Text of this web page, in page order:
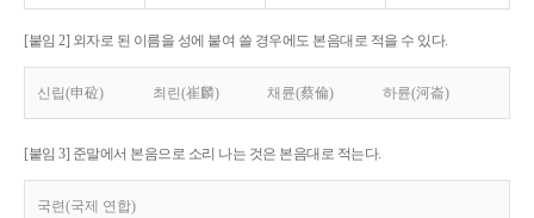
[붙임 2] 외자로 된 이름을 성에 붙여 쓸 경우에도 본음대로 적을 수 있다.
신립(申砬) 최린(崔麟) 채륜(蔡倫) 하륜(河崙)
[붙임 3] 준말에서 본음으로 소리 나는 것은 본음대로 적는다.
국련(국제 연합)